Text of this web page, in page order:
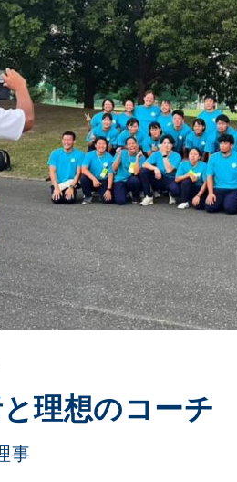
理想のコーチ
事